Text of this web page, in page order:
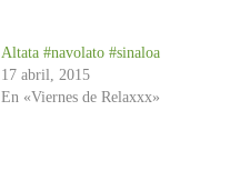
Altata #navolato #sinaloa
17 abril, 2015
En «Viernes de Relaxxx»